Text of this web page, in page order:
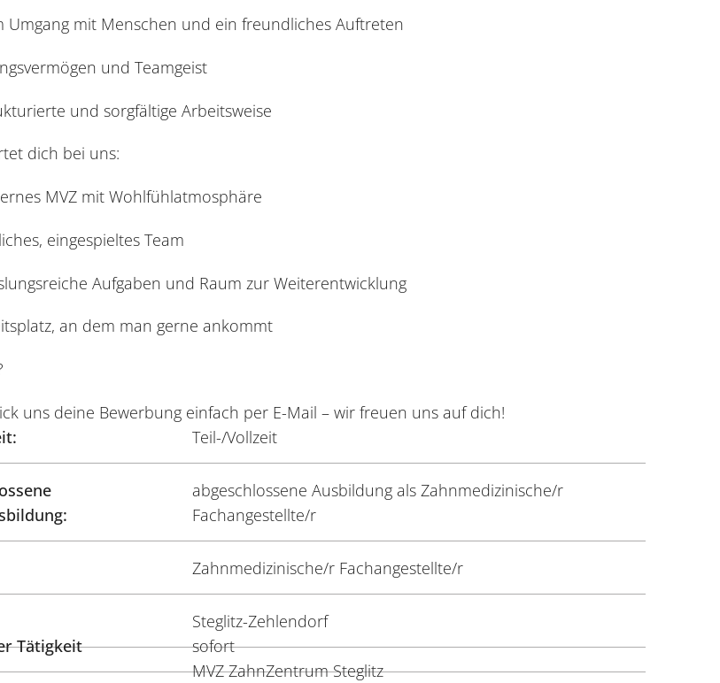
Umgang mit Menschen und ein freundliches Auftreten
und Teamgeist
und sorgfältige Arbeitsweise
dich bei uns:
MVZ mit Wohlfühlatmosphäre
eingespieltes Team
Aufgaben und Raum zur Weiterentwicklung
an dem man gerne ankommt
uns deine Bewerbung einfach per E-Mail – wir freuen uns auf dich!
Teil-/Vollzeit
abgeschlossene Ausbildung als Zahnmedizinische/r
Fachangestellte/r
Zahnmedizinische/r Fachangestellte/r
Steglitz-Zehlendorf
Tätigkeit
sofort
MVZ ZahnZentrum Steglitz